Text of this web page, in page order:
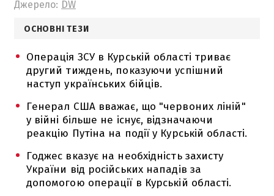
Джерело: DW
ОСНОВНІ ТЕЗИ
Операція ЗСУ в Курській області триває
другий тиждень, показуючи успішний
наступ українських бійців.
Генерал США вважає, що "червоних ліній"
у війні більше не існує, відзначаючи
реакцію Путіна на події у Курській області.
Годжес вказує на необхідність захисту
України від російських нападів за
допомогою операції в Курській області.